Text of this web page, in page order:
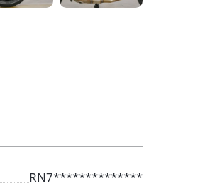
RN7**************